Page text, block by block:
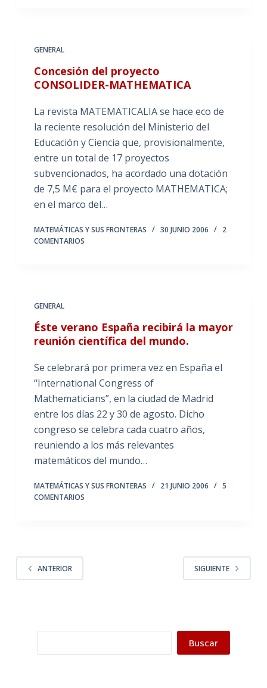
GENERAL
Concesión del proyecto
CONSOLIDER-MATHEMATICA
La revista MATEMATICALIA se hace eco de
la reciente resolución del Ministerio del
Educación y Ciencia que, provisionalmente,
entre un total de 17 proyectos
subvencionados, ha acordado una dotación
de 7,5 M€ para el proyecto MATHEMATICA;
en el marco del…
MATEMÁTICAS Y SUS FRONTERAS 30 JUNIO 2006
2
COMENTARIOS
GENERAL
Éste verano España recibirá la mayor
reunión científica del mundo.
Se celebrará por primera vez en España el
“International Congress of
Mathematicians”, en la ciudad de Madrid
entre los días 22 y 30 de agosto. Dicho
congreso se celebra cada cuatro años,
reuniendo a los más relevantes
matemáticos del mundo…
MATEMÁTICAS Y SUS FRONTERAS 21 JUNIO 2006
5
COMENTARIOS
ANTERIOR SIGUIENTE
Buscar